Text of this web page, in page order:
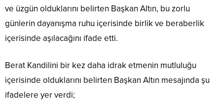
ve üzgün olduklarını belirten Başkan Altın, bu zorlu
günlerin dayanışma ruhu içerisinde birlik ve beraberlik
içerisinde aşılacağını ifade etti.
Berat Kandilini bir kez daha idrak etmenin mutluluğu
içerisinde olduklarını belirten Başkan Altın mesajında şu
ifadelere yer verdi;